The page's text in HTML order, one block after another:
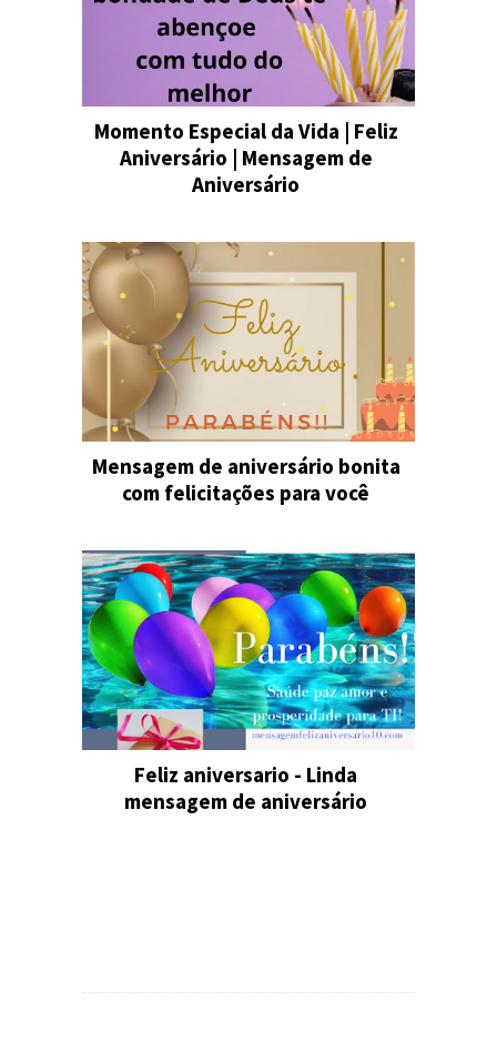
Momento Especial da Vida | Feliz
Aniversário | Mensagem de
Aniversário
Mensagem de aniversário bonita
com felicitações para você
Feliz aniversario - Linda
mensagem de aniversário